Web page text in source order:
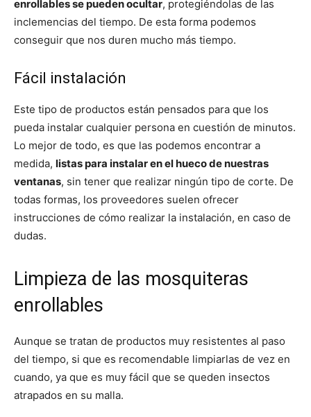
enrollables se pueden ocultar, protegiéndolas de las
inclemencias del tiempo. De esta forma podemos
conseguir que nos duren mucho más tiempo.
Fácil instalación
Este tipo de productos están pensados para que los
pueda instalar cualquier persona en cuestión de minutos.
Lo mejor de todo, es que las podemos encontrar a
medida, listas para instalar en el hueco de nuestras
ventanas, sin tener que realizar ningún tipo de corte. De
todas formas, los proveedores suelen ofrecer
instrucciones de cómo realizar la instalación, en caso de
dudas.
Limpieza de las mosquiteras
enrollables
Aunque se tratan de productos muy resistentes al paso
del tiempo, si que es recomendable limpiarlas de vez en
cuando, ya que es muy fácil que se queden insectos
atrapados en su malla.